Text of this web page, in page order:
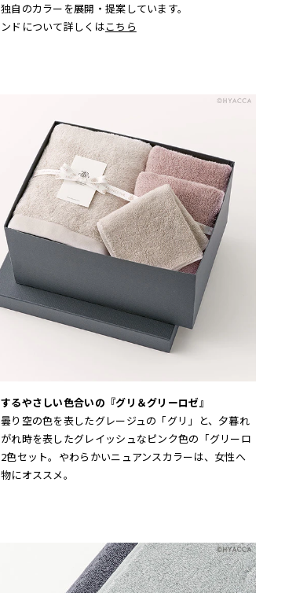
自のカラーを展開・提案しています。
ドについて詳しくはこちら
るやさしい色合いの『グリ＆グリーロゼ』
り空の色を表したグレージュの「グリ」と、夕暮れ
れ時を表したグレイッシュなピンク色の「グリーロ
色セット。やわらかいニュアンスカラーは、女性へ
にオススメ。